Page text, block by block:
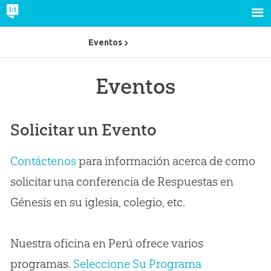
Eventos
Solicitar un Evento
Contáctenospara información acerca de como
solicitar una conferencia de Respuestas en
Génesis en su iglesia, colegio, etc.
Nuestra oficina en Perú ofrece varios
programas. Seleccione Su Programa
Eventos